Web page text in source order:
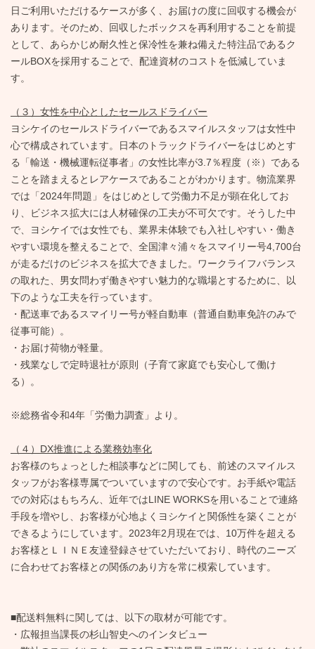
日ご利用いただけるケースが多く、お届けの度に回収する機会が
あります。そのため、回収したボックスを再利用することを前提
として、あらかじめ耐久性と保冷性を兼ね備えた特注品であるク
ールBOXを採用することで、配達資材のコストを低減していま
す。
（３）女性を中心としたセールスドライバー
ヨシケイのセールスドライバーであるスマイルスタッフは女性中
心で構成されています。日本のトラックドライバーをはじめとす
る「輸送・機械運転従事者」の女性比率が3.7％程度（※）である
ことを踏まえるとレアケースであることがわかります。物流業界
では「2024年問題」をはじめとして労働力不足が顕在化してお
り、ビジネス拡大には人材確保の工夫が不可欠です。そうした中
で、ヨシケイでは女性でも、業界未体験でも入社しやすい・働き
やすい環境を整えることで、全国津々浦々をスマイリー号4,700台
が走るだけのビジネスを拡大できました。ワークライフバランス
の取れた、男女問わず働きやすい魅力的な職場とするために、以
下のような工夫を行っています。
・配送車であるスマイリー号が軽自動車（普通自動車免許のみで
従事可能）。
・お届け荷物が軽量。
・残業なしで定時退社が原則（子育て家庭でも安心して働け
る）。
※総務省令和4年「労働力調査」より。
（４）DX推進による業務効率化
お客様のちょっとした相談事などに関しても、前述のスマイルス
タッフがお客様専属でついていますので安心です。お手紙や電話
での対応はもちろん、近年ではLINE WORKSを用いることで連絡
手段を増やし、お客様が心地よくヨシケイと関係性を築くことが
できるようにしています。2023年2月現在では、10万件を超える
お客様とＬＩＮＥ友達登録させていただいており、時代のニーズ
に合わせてお客様との関係のあり方を常に模索しています。
■配送料無料に関しては、以下の取材が可能です。
・広報担当課長の杉山智史へのインタビュー